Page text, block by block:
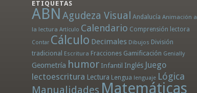
ETIQUETAS
ABN Agudeza Visual Andalucía Animación a
la lectura Artículo Calendario Comprensión lectora
Contar Cálculo Decimales Dibujos División
tradicional Escritura Fracciones Gamificación Genially
Geometría humor Infantil Inglés Juego
lectoescritura Lectura Lengua lenguaje Lógica
Manualidades Matemáticas